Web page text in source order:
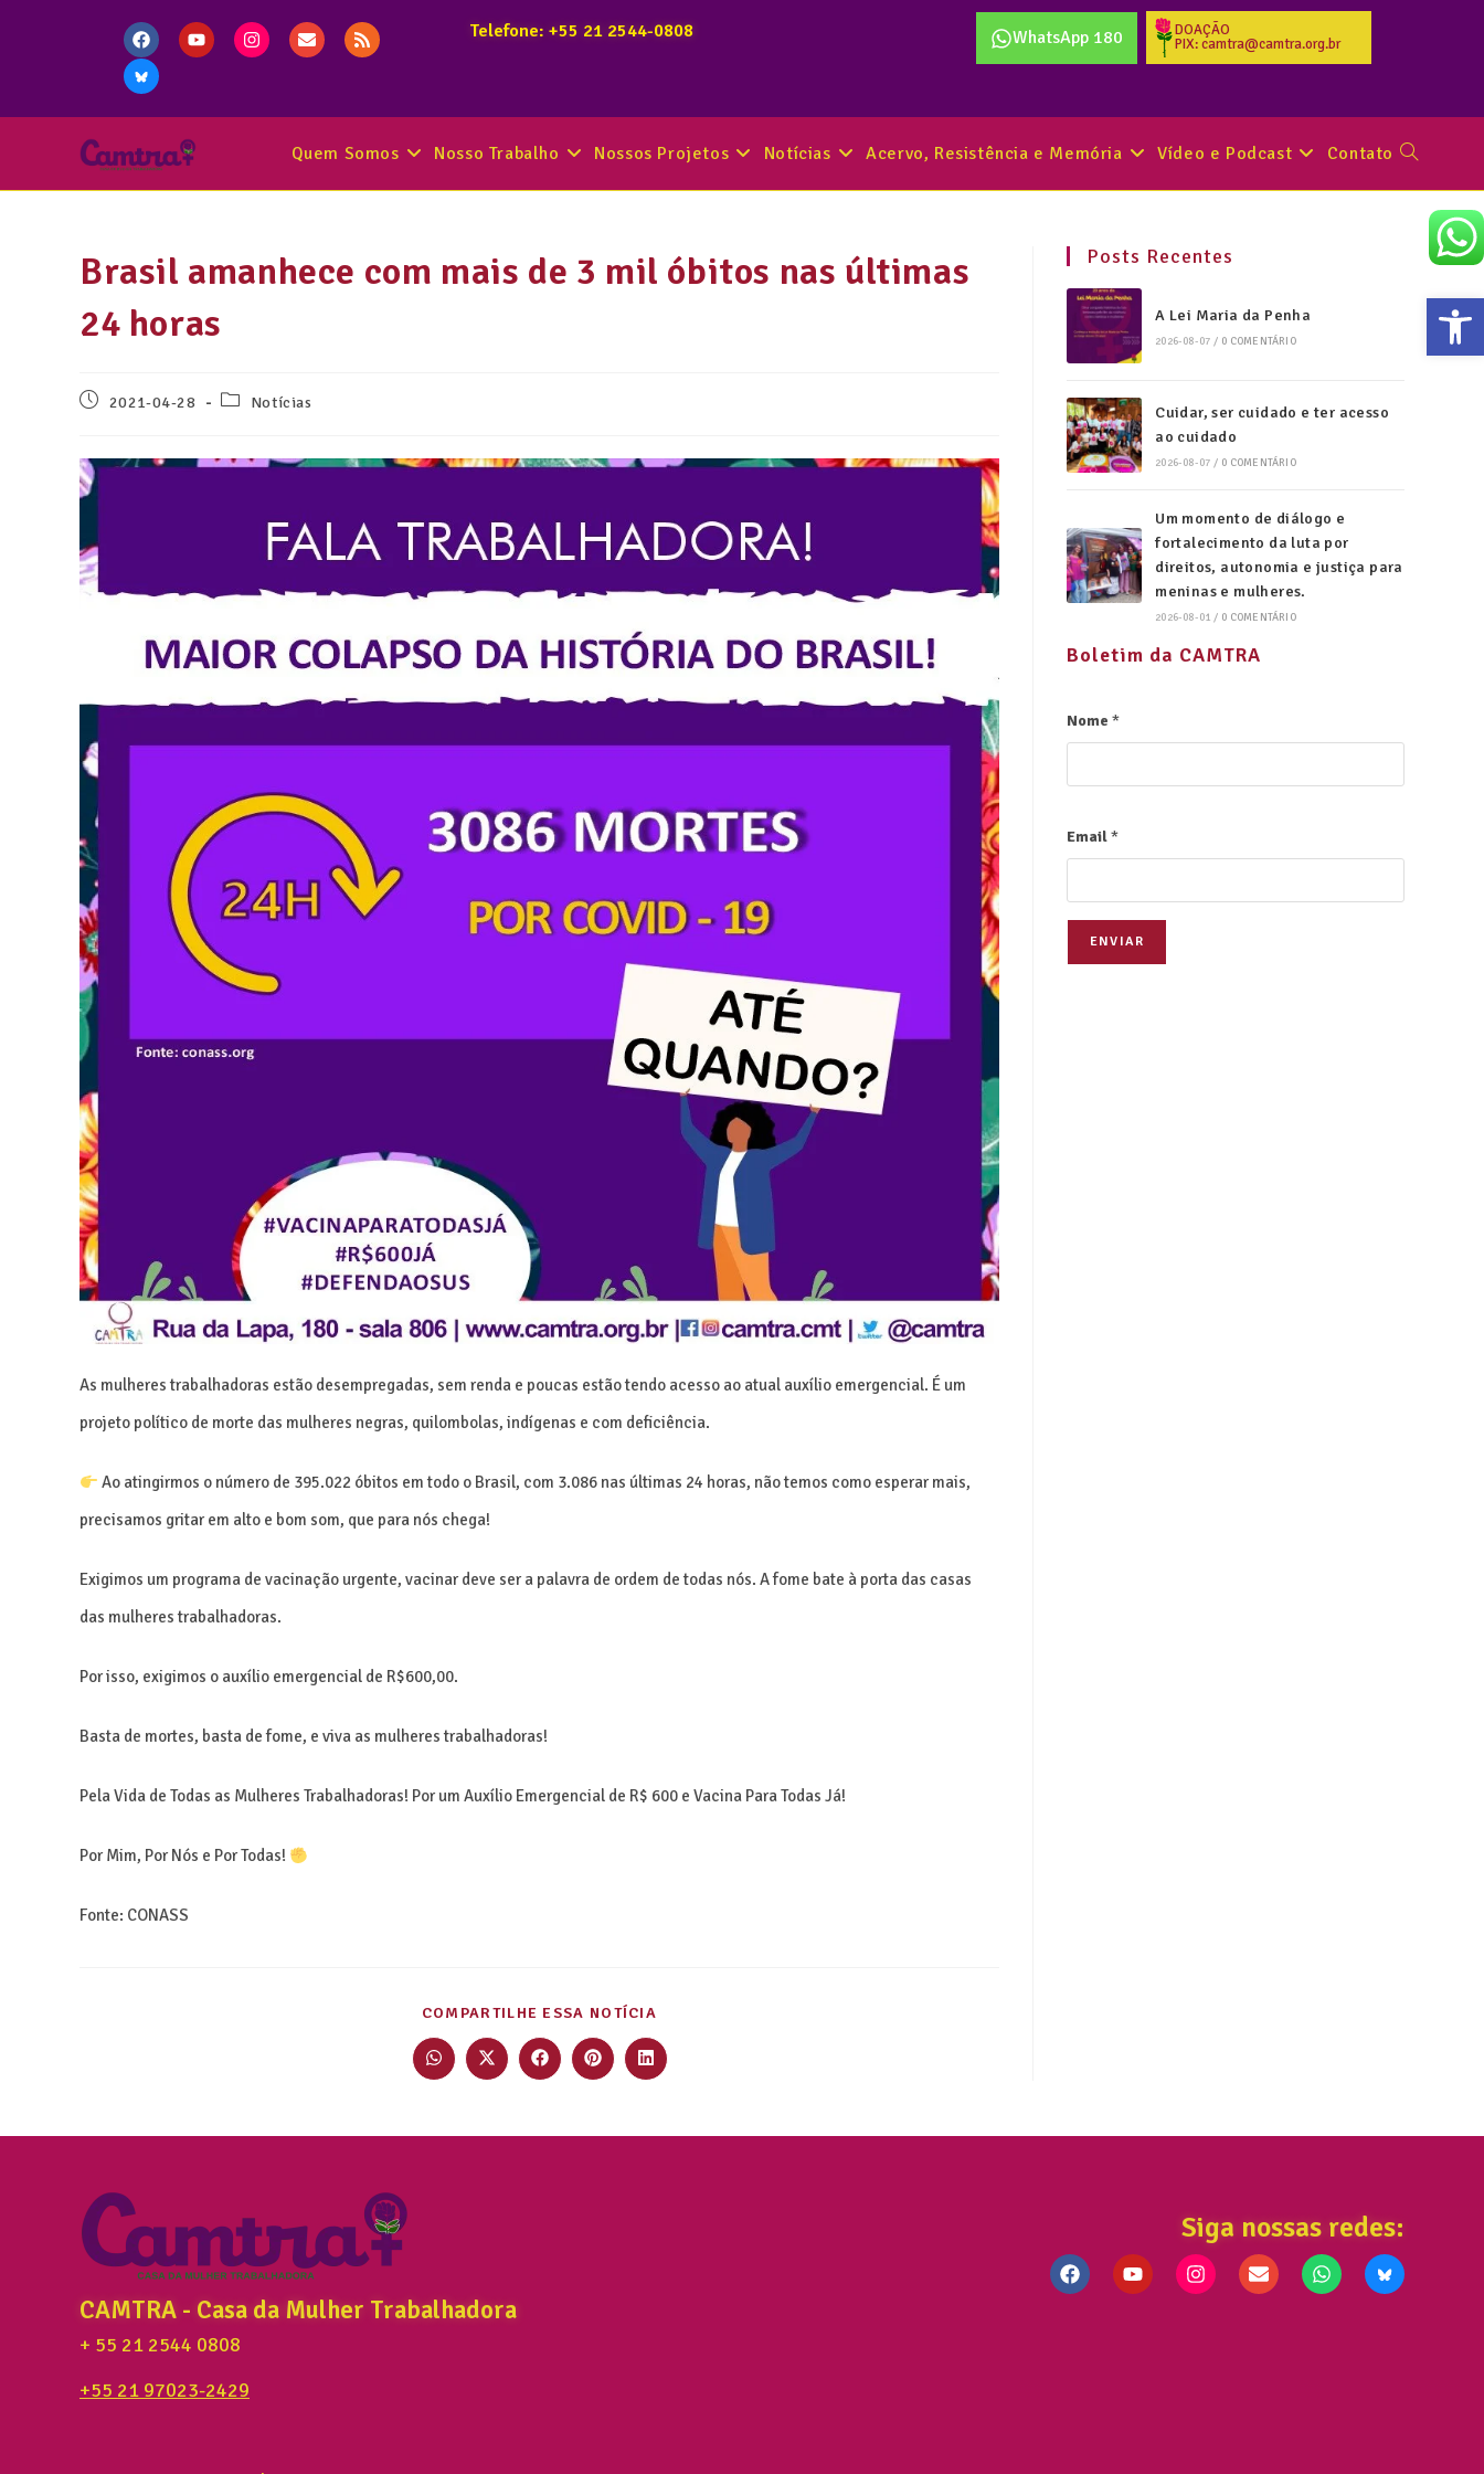
Telefone: +55 21 2544-0808 WhatsApp 180
DOAÇÃO
PIX: camtra@camtra.org.br
Quem Somos Nosso Trabalho Nossos Projetos Notícias Acervo, Resistência e Memória Vídeo e Podcast Contato
Brasil amanhece com mais de 3 mil óbitos nas últimas
24 horas
2021-04-28 Notícias
As mulheres trabalhadoras estão desempregadas, sem renda e poucas estão tendo acesso ao atual auxílio emergencial. É um
projeto político de morte das mulheres negras, quilombolas, indígenas e com deficiência.
Ao atingirmos o número de 395.022 óbitos em todo o Brasil, com 3.086 nas últimas 24 horas, não temos como esperar mais,
precisamos gritar em alto e bom som, que para nós chega!
Exigimos um programa de vacinação urgente, vacinar deve ser a palavra de ordem de todas nós. A fome bate à porta das casas
das mulheres trabalhadoras.
Por isso, exigimos o auxílio emergencial de R$600,00.
Basta de mortes, basta de fome, e viva as mulheres trabalhadoras!
Pela Vida de Todas as Mulheres Trabalhadoras! Por um Auxílio Emergencial de R$ 600 e Vacina Para Todas Já!
Por Mim, Por Nós e Por Todas!
Fonte: CONASS
COMPARTILHE ESSA NOTÍCIA
Posts Recentes
A Lei Maria da Penha
2026-08-07 / 0 COMENTÁRIO
Cuidar, ser cuidado e ter acesso
ao cuidado
2026-08-07 / 0 COMENTÁRIO
Um momento de diálogo e
fortalecimento da luta por
direitos, autonomia e justiça para
meninas e mulheres.
2026-08-01 / 0 COMENTÁRIO
Boletim da CAMTRA
Nome *
Email*
ENVIAR
CAMTRA - Casa da Mulher Trabalhadora
+ 55 21 2544 0808
+55 21 97023-2429
Siga nossas redes: